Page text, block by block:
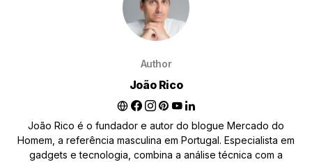
Author
João Rico
João Rico é o fundador e autor do blogue Mercado do
Homem, a referência masculina em Portugal. Especialista em
gadgets e tecnologia, combina a análise técnica com a